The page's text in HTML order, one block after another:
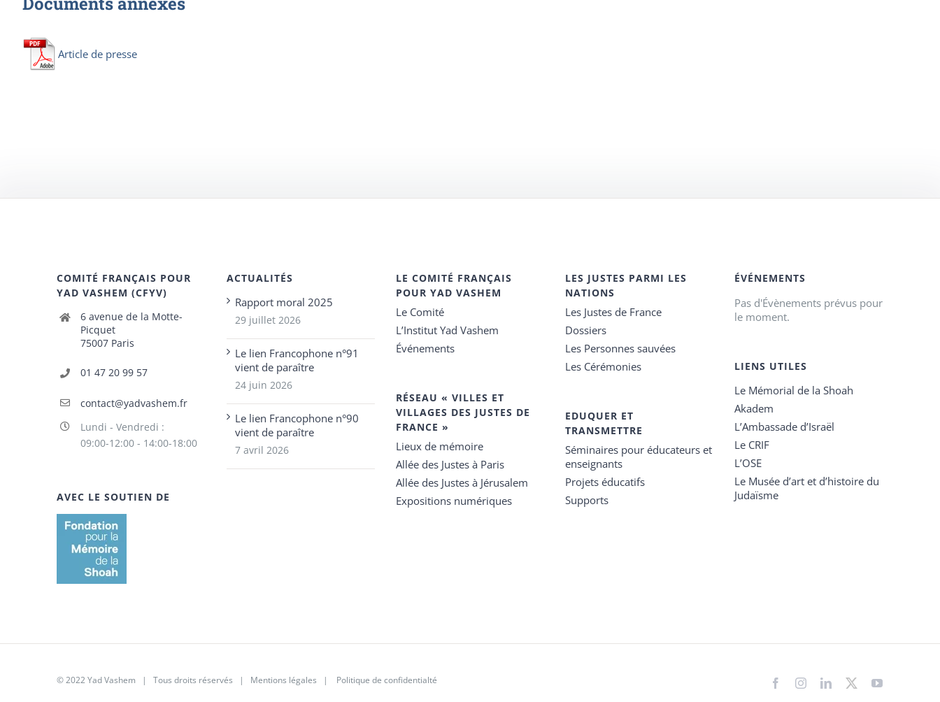
Article de presse
COMITÉ FRANÇAIS POUR
YAD VASHEM (CFYV)
6 avenue de la Motte-
Picquet
75007 Paris
01 47 20 99 57
contact@yadvashem.fr
Lundi - Vendredi :
09:00-12:00 - 14:00-18:00
AVEC LE SOUTIEN DE
ACTUALITÉS
Rapport moral 2025
29 juillet 2026
Le lien Francophone n°91
vient de paraître
24 juin 2026
Le lien Francophone n°90
vient de paraître
7 avril 2026
LE COMITÉ FRANÇAIS
POUR YAD VASHEM
Le Comité
L’Institut Yad Vashem
Événements
RÉSEAU « VILLES ET
VILLAGES DES JUSTES DE
FRANCE »
Lieux de mémoire
Allée des Justes à Paris
Allée des Justes à Jérusalem
Expositions numériques
LES JUSTES PARMI LES
NATIONS
Les Justes de France
Dossiers
Les Personnes sauvées
Les Cérémonies
EDUQUER ET
TRANSMETTRE
Séminaires pour éducateurs et
enseignants
Projets éducatifs
Supports
ÉVÉNEMENTS
Pas d'Évènements prévus pour
le moment.
LIENS UTILES
Le Mémorial de la Shoah
Akadem
L’Ambassade d’Israël
Le CRIF
L’OSE
Le Musée d’art et d’histoire du
Judaïsme
© 2022 Yad Vashem | Tous droits réservés | Mentions légales | Politique de confidentialté FacebookInstagramLinkedIn
X YouTube